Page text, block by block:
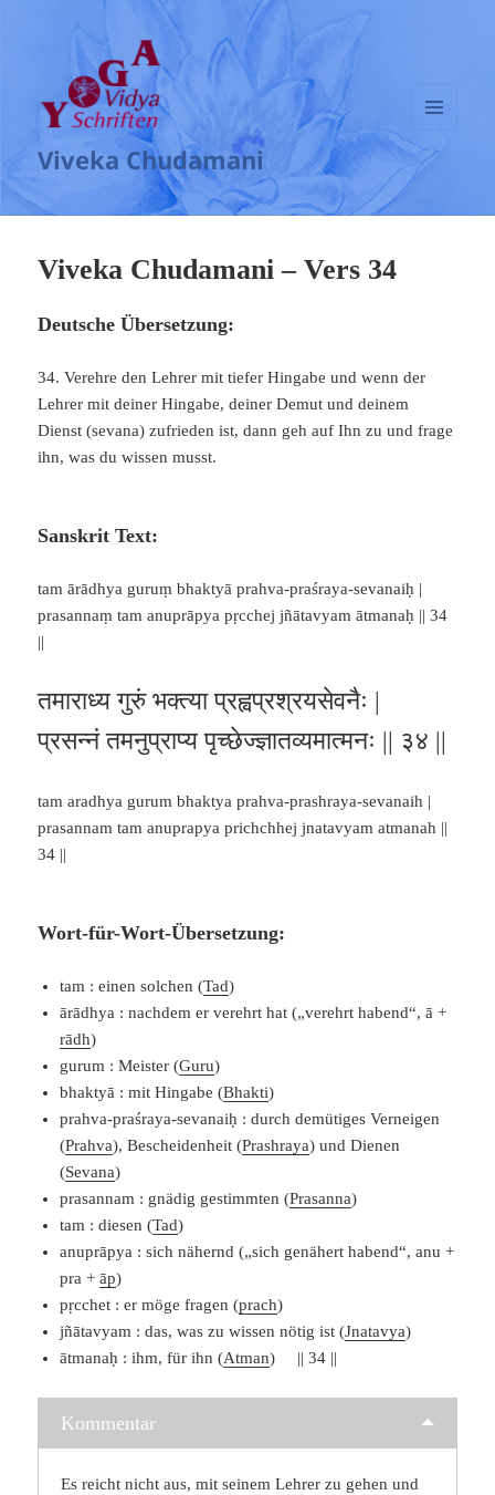
Viveka Chudamani
UND
WIDGETS
Viveka Chudamani – Vers 34
Deutsche Übersetzung:
34. Verehre den Lehrer mit tiefer Hingabe und wenn der
Lehrer mit deiner Hingabe, deiner Demut und deinem
Dienst (sevana) zufrieden ist, dann geh auf Ihn zu und frage
ihn, was du wissen musst.
Sanskrit Text:
tam ārādhya guruṃ bhaktyā prahva-praśraya-sevanaiḥ |
prasannaṃ tam anuprāpya pṛcchej jñātavyam ātmanaḥ || 34
||
तमाराध्य गुरुं भक्त्या प्रह्वप्रश्रयसेवनैः |
प्रसन्नं तमनुप्राप्य पृच्छेज्ज्ञातव्यमात्मनः || ३४ ||
tam aradhya gurum bhaktya prahva-prashraya-sevanaih |
prasannam tam anuprapya prichchhej jnatavyam atmanah ||
34 ||
Wort-für-Wort-Übersetzung:
tam : einen solchen (Tad)
ārādhya : nachdem er verehrt hat („verehrt habend“, ā +
rādh)
gurum : Meister (Guru)
bhaktyā : mit Hingabe (Bhakti)
prahva-praśraya-sevanaiḥ : durch demütiges Verneigen
(Prahva), Bescheidenheit (Prashraya) und Dienen
(Sevana)
prasannam : gnädig gestimmten (Prasanna)
tam : diesen (Tad)
anuprāpya : sich nähernd („sich genähert habend“, anu +
pra +āp)
pṛcchet : er möge fragen (prach)
jñātavyam : das, was zu wissen nötig ist (Jnatavya)
ātmanaḥ : ihm, für ihn (Atman) || 34 ||
Kommentar
Es reicht nicht aus, mit seinem Lehrer zu gehen und